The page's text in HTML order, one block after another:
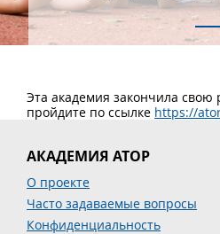
Эта академия закончила
пройдите по ссылке https://
АКАДЕМИЯ АТОР
О проекте
Часто задаваемые вопросы
Конфиденциальность